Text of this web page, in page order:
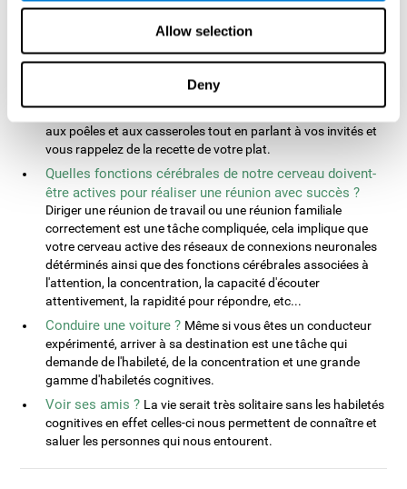
Allow selection
Deny
tâches physiques qui requièrent des millions de calculs mentaux
parties du cerveau. Ici, nous vous montrerons
cognitiveset fonctions cérébrales dans votre vie quotidienne :
Est-ce que cuisiner est une bonne façon d'entraîner le
cerveau ? Lorsque vous cuisinez, vous devez faire attention
aux poêles et aux casseroles tout en parlant à vos invités et
vous rappelez de la recette de votre plat.
Quelles fonctions cérébrales de notre cerveau doivent-
être actives pour réaliser une réunion avec succès ?
Diriger une réunion de travail ou une réunion familiale
correctement est une tâche compliquée, cela implique que
votre cerveau active des réseaux de connexions neuronales
détérminés ainsi que des fonctions cérébrales associées à
l'attention, la concentration, la capacité d'écouter
attentivement, la rapidité pour répondre, etc...
Conduire une voiture ? Même si vous êtes un conducteur
expérimenté, arriver à sa destination est une tâche qui
demande de l'habileté, de la concentration et une grande
gamme d'habiletés cognitives.
Voir ses amis ? La vie serait très solitaire sans les habiletés
cognitives en effet celles-ci nous permettent de connaître et
saluer les personnes qui nous entourent.